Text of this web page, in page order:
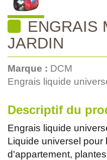
ENGRAIS
JARDIN
Marque : DCM
Engrais liquide
Descriptif du
Engrais liquide
Liquide universel pour
d'appartement,